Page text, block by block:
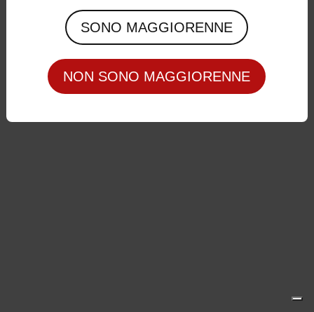
SONO MAGGIORENNE
NON SONO MAGGIORENNE